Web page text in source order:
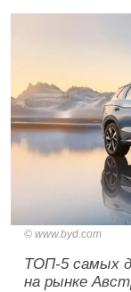
www.byd.com
ТОП-5 самых
на рынке